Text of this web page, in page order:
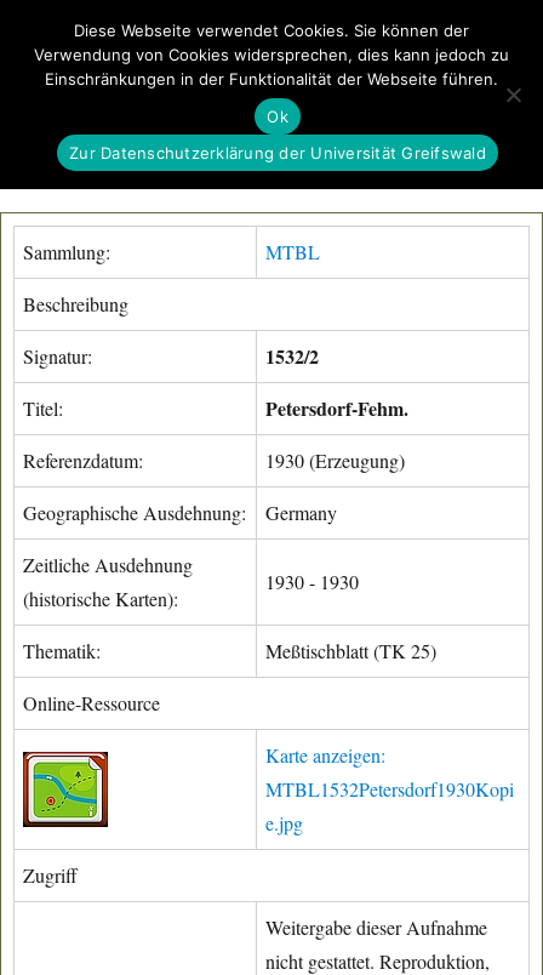
GeoGREIF MENÜ
Sammlung: MTBL
Beschreibung
Signatur: 1532/2
Titel: Petersdorf-Fehm.
Referenzdatum: 1930 (Erzeugung)
Geographische Ausdehnung: Germany
Zeitliche Ausdehnung
(historische Karten):
1930 - 1930
Thematik: Meßtischblatt (TK 25)
Online-Ressource
Karte anzeigen:
MTBL1532Petersdorf1930Kopi
e.jpg
Zugriff
Weitergabe dieser Aufnahme
nicht gestattet. Reproduktion,
Diese Webseite verwendet Cookies. Sie können der
Verwendung von Cookies widersprechen, dies kann jedoch zu
Einschränkungen in der Funktionalität der Webseite führen.
Ok
Zur Datenschutzerklärung der Universität Greifswald